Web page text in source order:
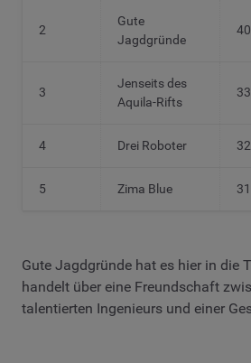
2
Gute
Jagdgründe
3
Jenseits des
Aquila-Rifts
4 Drei Roboter
5 Zima Blue
Gute Jagdgründe hat es hier in die
handelt über eine Freundschaft
talentierten Ingenieurs und einer